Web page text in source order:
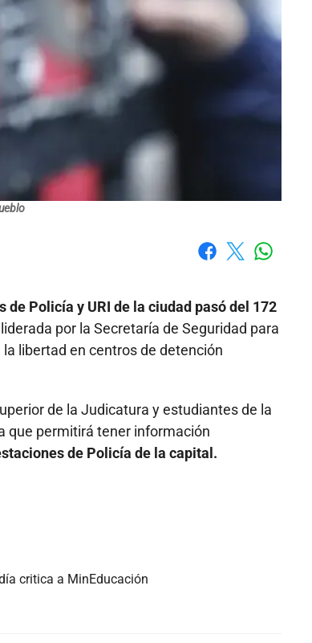
Policía y URI de la ciudad pasó del 172
por la Secretaría de Seguridad para
libertad en centros de detención
de la Judicatura y estudiantes de la
que permitirá tener información
de Policía de la capital.
critica a MinEducación